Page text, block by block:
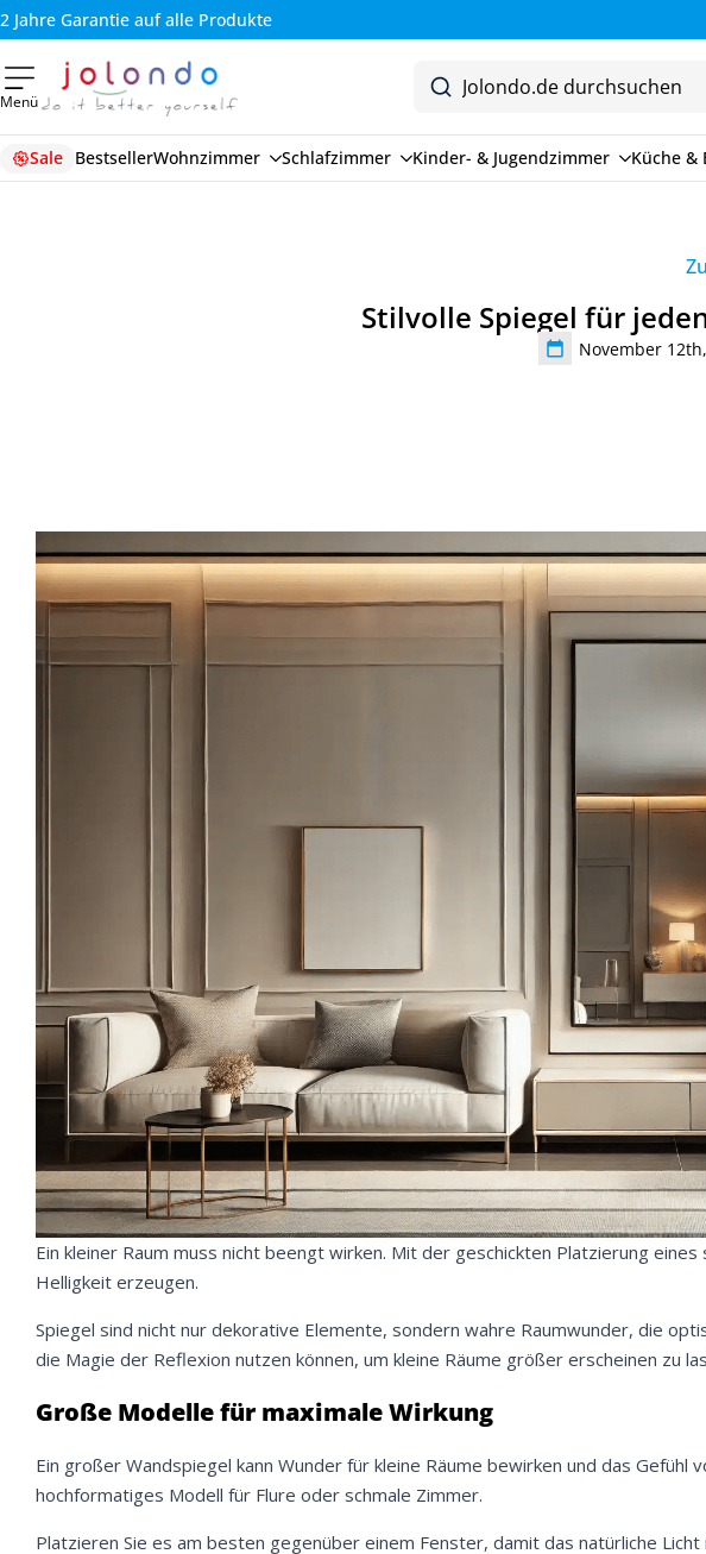
2 Jahre Garantie auf alle Produkte
Menü
Sale BestsellerWohnzimmer Schlafzimmer Kinder- & Jugendzimmer Küche &
Stilvolle Spiegel für
November
Ein kleiner Raum muss nicht beengt wirken. Mit der geschickten Platzierung
Helligkeit erzeugen.
Spiegel sind nicht nur dekorative Elemente, sondern wahre Raumwunder, die
die Magie der Reflexion nutzen können, um kleine Räume größer erscheinen zu
Große Modelle für maximale Wirkung
Ein großer Wandspiegel kann Wunder für kleine Räume bewirken und das
hochformatiges Modell für Flure oder schmale Zimmer.
Platzieren Sie es am besten gegenüber einem Fenster, damit das natürliche